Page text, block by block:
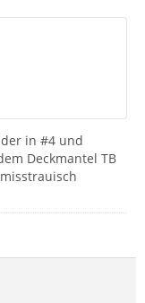
in #4 und
Deckmantel TB